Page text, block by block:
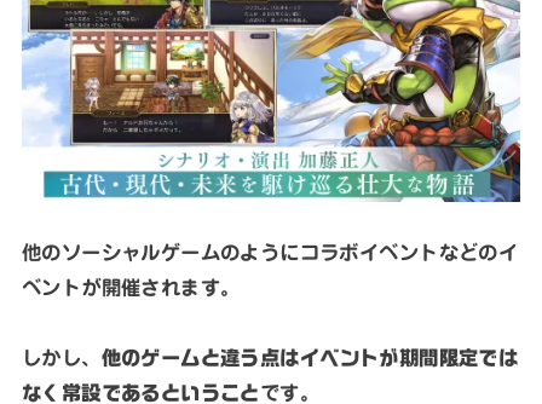
他のソーシャルゲームのようにコラボイベントなどのイ
ベントが開催されます。
しかし、 他のゲームと違う点はイベントが期間限定では
なく常設であるということです。